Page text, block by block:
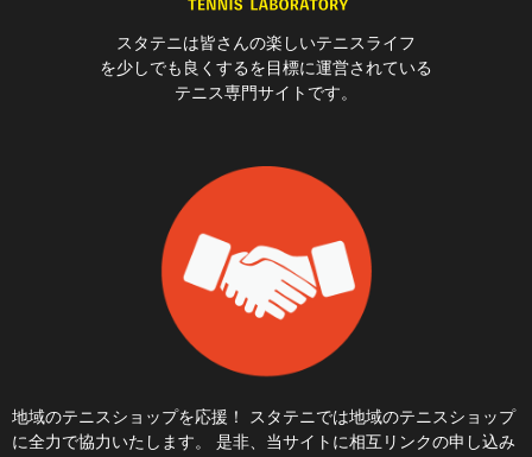
スタテニは皆さんの楽しいテニスライフ
を少しでも良くするを目標に運営されている
テニス専門サイトです。
地域のテニスショップを応援！ スタテニでは地域のテニスショップ
に全力で協力いたします。 是非、当サイトに相互リンクの申し込み